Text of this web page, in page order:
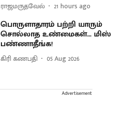
ராஜமருதவேல் 21 hours ago
பொருளாதாரம் பற்றி யாரும்
சொல்லாத உண்மைகள்... மிஸ்
பண்ணாதீங்க!
கிரி கணபதி 05 Aug 2026
Advertisement